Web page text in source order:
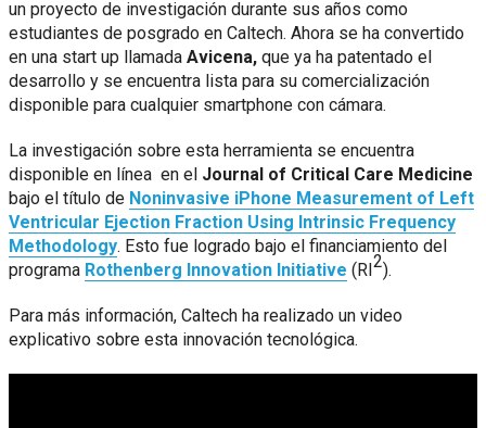
un proyecto de investigación durante sus años como
estudiantes de posgrado en Caltech. Ahora se ha convertido
en una start up llamada Avicena, que ya ha patentado el
desarrollo y se encuentra lista para su comercialización
disponible para cualquier smartphone con cámara.
La investigación sobre esta herramienta se encuentra
disponible en línea en el Journal of Critical Care Medicine
bajo el título de Noninvasive iPhone Measurement of Left
Ventricular Ejection Fraction Using Intrinsic Frequency
Methodology. Esto fue logrado bajo el financiamiento del
programa Rothenberg Innovation Initiative (RI 2).
Para más información, Caltech ha realizado un video
explicativo sobre esta innovación tecnológica.